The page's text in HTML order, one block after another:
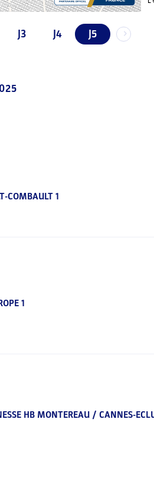
J3 J4 J5
COMBAULT 1
1
HB MONTEREAU / CANNES-